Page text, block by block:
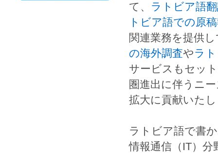
て、 ラトビア語
トビア語での原
関連業務を提供
の海外調査やラ
サービスもセッ
圏進出 に伴うニ
拡大に貢献いた
ラトビア語で書
情報通信 （ IT）分